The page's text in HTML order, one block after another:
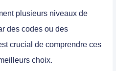
plusieurs niveaux de
des codes ou des
crucial de comprendre ces
choix.